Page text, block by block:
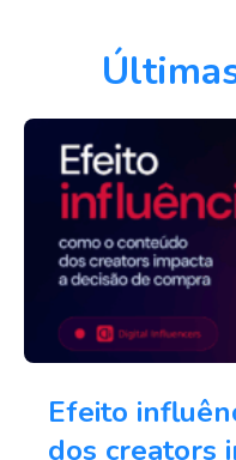
Efeito
dos creators